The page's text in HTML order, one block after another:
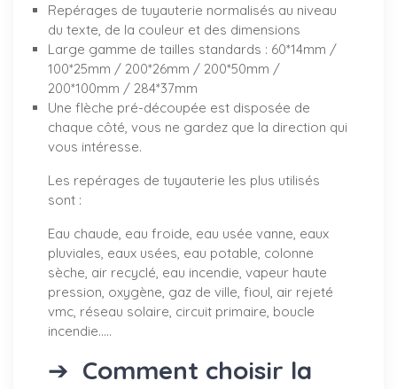
Repérages de tuyauterie normalisés au niveau
du texte, de la couleur et des dimensions
Large gamme de tailles standards : 60*14mm /
100*25mm / 200*26mm / 200*50mm /
200*100mm / 284*37mm
Une flèche pré-découpée est disposée de
chaque côté, vous ne gardez que la direction qui
vous intéresse.
Les repérages de tuyauterie les plus utilisés
sont :
Eau chaude, eau froide, eau usée vanne, eaux
pluviales, eaux usées, eau potable, colonne
sèche, air recyclé, eau incendie, vapeur haute
pression, oxygène, gaz de ville, fioul, air rejeté
vmc, réseau solaire, circuit primaire, boucle
incendie.....
➔ Comment choisir la